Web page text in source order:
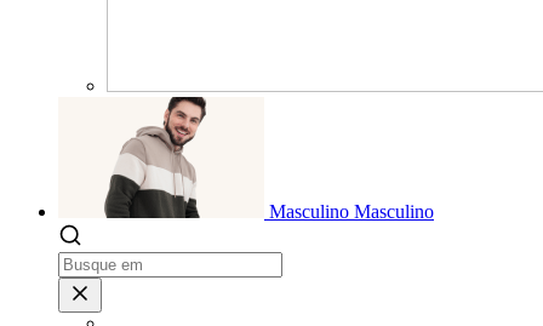
Masculino Masculino